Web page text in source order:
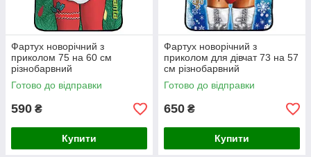
Фартух новорічний з
приколом 75 на 60 см
різнобарвний
Готово до відправки
590 ₴
Купити
Фартух новорічний з
приколом для дівчат 73 на 57
см різнобарвний
Готово до відправки
650 ₴
Купити